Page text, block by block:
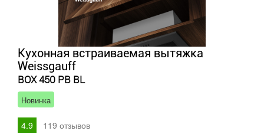
Кухонная встраиваемая вытяжка
Weissgauff
BOX 450 PB BL
Новинка
4.9 119 отзывов